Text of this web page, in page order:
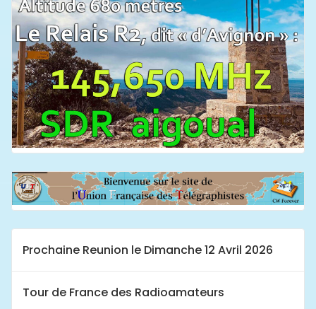
Prochaine Reunion le Dimanche 12 Avril 2026
Tour de France des Radioamateurs